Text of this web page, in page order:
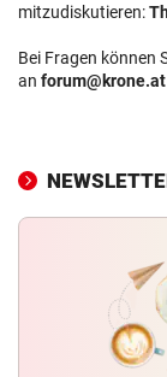
mitzudiskutieren:
Bei Fragen können
an forum@krone.at